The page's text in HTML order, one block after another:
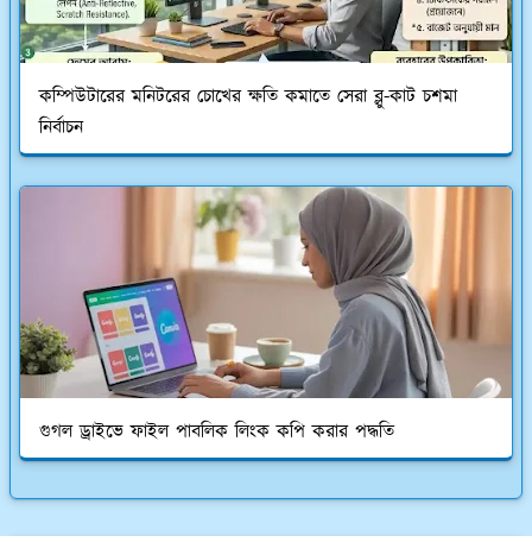
কম্পিউটারের মনিটরের চোখের ক্ষতি কমাতে সেরা ব্লু-কাট চশমা
নির্বাচন
গুগল ড্রাইভে ফাইল পাবলিক লিংক কপি করার পদ্ধতি